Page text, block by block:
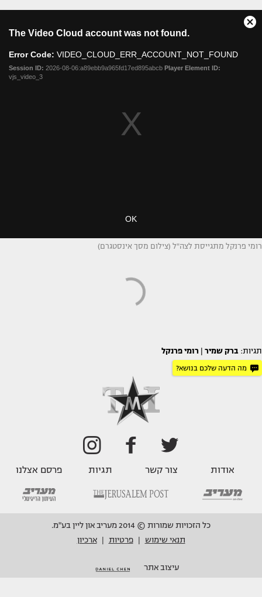
רומי פרנקל מתגייסת לצה"ל (צילום מסך אינסטגרם)
תגיות: ברק שמיר רומי פרנקל
מה הדעה שלכם בנושא?
אודות צור קשר תגיות פרסם אצלנו
כל הזכויות שמורות © 2014 מעריב און ליין בע"מ.
תנאי שימוש
פרטיות ארכיון
עיצוב אתר